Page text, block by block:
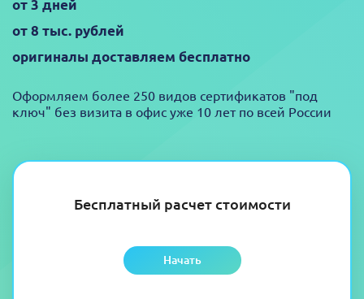
Бесплатный расчет стоимости
Начать
от 3 дней
от 8 тыс. рублей
оригиналы доставляем бесплатно
Оформляем более 250 видов сертификатов "под
ключ" без визита в офис уже 10 лет по всей России